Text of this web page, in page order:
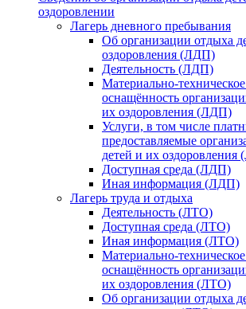
оздоровлении
Лагерь дневного пребывания
Об организации отдыха
оздоровления (ЛДП)
Деятельность (ЛДП)
Материально-
оснащённость
их оздоровления (ЛДП)
Услуги, в том числе
предоставляемые
детей и их
Доступная среда (ЛДП)
Иная информация (ЛДП)
Лагерь труда и отдыха
Деятельность (ЛТО)
Доступная среда (ЛТО)
Иная информация (ЛТО)
Материально-
оснащённость
их оздоровления (ЛТО)
Об организации отдыха